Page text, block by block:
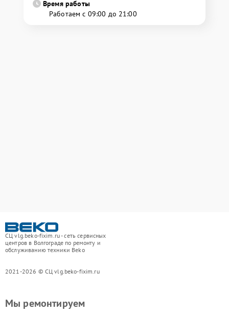
Время работы
Работаем с 09:00 до 21:00
СЦ vlg.beko-fixim.ru - сеть сервисных
центров в Волгограде по ремонту и
обслуживанию техники Beko
2021-2026 © СЦ vlg.beko-fixim.ru
Мы ремонтируем